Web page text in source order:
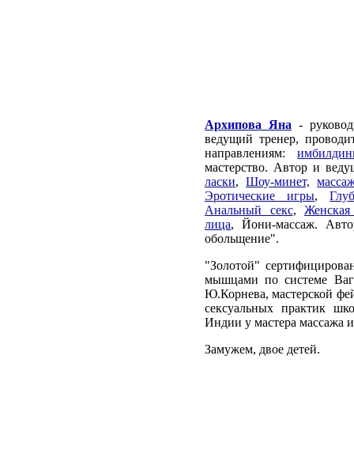
Архипова Яна -
ведущий тренер,
направлениям:
мастерство. Автор и
ласки,Шоу-минет,
Эротические игры,
Анальный секс,
лица, Йони-массаж.
обольщение".
"Золотой"
мышцами по системе
Ю.Корнева, мастерской
сексуальных практик
Индии у мастера массажа
Замужем, двое детей.